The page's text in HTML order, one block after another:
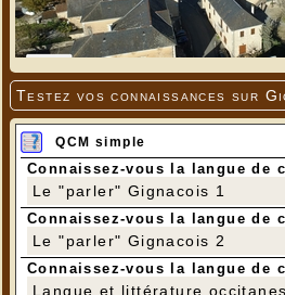
Testez vos connaissances sur
QCM simple
Connaissez-vous la langue de
Le "parler" Gignacois 1
Connaissez-vous la langue de
Le "parler" Gignacois 2
Connaissez-vous la langue de
Langue et littérature occitanes